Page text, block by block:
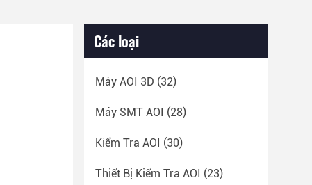
Các loại
Máy AOI 3D (32)
Máy SMT AOI (28)
Kiểm Tra AOI (30)
Thiết Bị Kiểm Tra AOI (23)